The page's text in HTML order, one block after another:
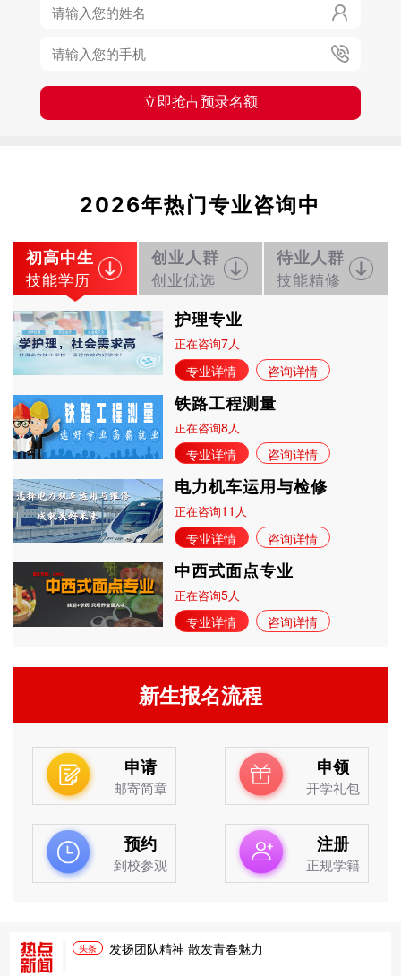
消防工程技术 50 立即预约
幼儿教育 50 立即预约


立即抢占预录名额
2026年热门专业咨询中
初高中生
技能学历
创业人群
创业优选
待业人群
技能精修
护理专业
正在咨询7人
专业详情 咨询详情
铁路工程测量
正在咨询8 人
专业详情 咨询详情
电力机车运用与检修
正在咨询11 人
专业详情 咨询详情
中西式面点专业
正在咨询5人
专业详情 咨询详情
新生报名流程
申请
邮寄简章
申领
开学礼包
预约
到校参观
注册
正规学籍
头条 发扬团队精神 散发青春魅力